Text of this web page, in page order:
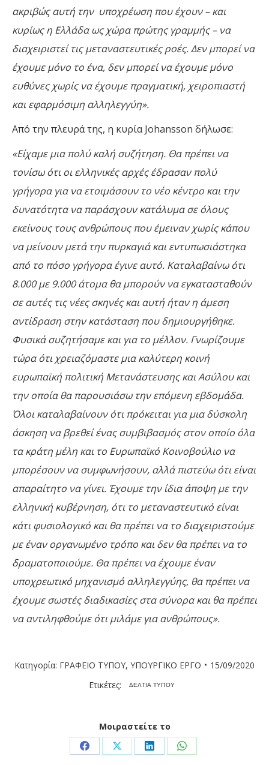
ακριβώς αυτή την υποχρέωση που έχουν – και
κυρίως η Ελλάδα ως χώρα πρώτης γραμμής – να
διαχειριστεί τις μεταναστευτικές ροές. Δεν μπορεί να
έχουμε μόνο το ένα, δεν μπορεί να έχουμε μόνο
ευθύνες χωρίς να έχουμε πραγματική, χειροπιαστή
και εφαρμόσιμη αλληλεγγύη».
Από την πλευρά της, η κυρία Johansson δήλωσε:
«Είχαμε μια πολύ καλή συζήτηση. Θα πρέπει να
τονίσω ότι οι ελληνικές αρχές έδρασαν πολύ
γρήγορα για να ετοιμάσουν το νέο κέντρο και την
δυνατότητα να παράσχουν κατάλυμα σε όλους
εκείνους τους ανθρώπους που έμειναν χωρίς κάπου
να μείνουν μετά την πυρκαγιά και εντυπωσιάστηκα
από το πόσο γρήγορα έγινε αυτό. Καταλαβαίνω ότι
8.000 με 9.000 άτομα θα μπορούν να εγκατασταθούν
σε αυτές τις νέες σκηνές και αυτή ήταν η άμεση
αντίδραση στην κατάσταση που δημιουργήθηκε.
Φυσικά συζητήσαμε και για το μέλλον. Γνωρίζουμε
τώρα ότι χρειαζόμαστε μια καλύτερη κοινή
ευρωπαϊκή πολιτική Μετανάστευσης και Ασύλου και
την οποία θα παρουσιάσω την επόμενη εβδομάδα.
Όλοι καταλαβαίνουν ότι πρόκειται για μια δύσκολη
άσκηση να βρεθεί ένας συμβιβασμός στον οποίο όλα
τα κράτη μέλη και το Ευρωπαϊκό Κοινοβούλιο να
μπορέσουν να συμφωνήσουν, αλλά πιστεύω ότι είναι
απαραίτητο να γίνει. Έχουμε την ίδια άποψη με την
ελληνική κυβέρνηση, ότι το μεταναστευτικό είναι
κάτι φυσιολογικό και θα πρέπει να το διαχειριστούμε
με έναν οργανωμένο τρόπο και δεν θα πρέπει να το
δραματοποιούμε. Θα πρέπει να έχουμε έναν
υποχρεωτικό μηχανισμό αλληλεγγύης, θα πρέπει να
έχουμε σωστές διαδικασίες στα σύνορα και θα πρέπει
να αντιληφθούμε ότι μιλάμε για ανθρώπους».
Κατηγορία: ΓΡΑΦΕΙΟ ΤΥΠΟΥ, ΥΠΟΥΡΓΙΚΟ ΕΡΓΟ
15/09/2020
Ετικέτες:
ΔΕΛΤΙΑ ΤΥΠΟΥ
Μοιραστείτε το
Share Share Share Share